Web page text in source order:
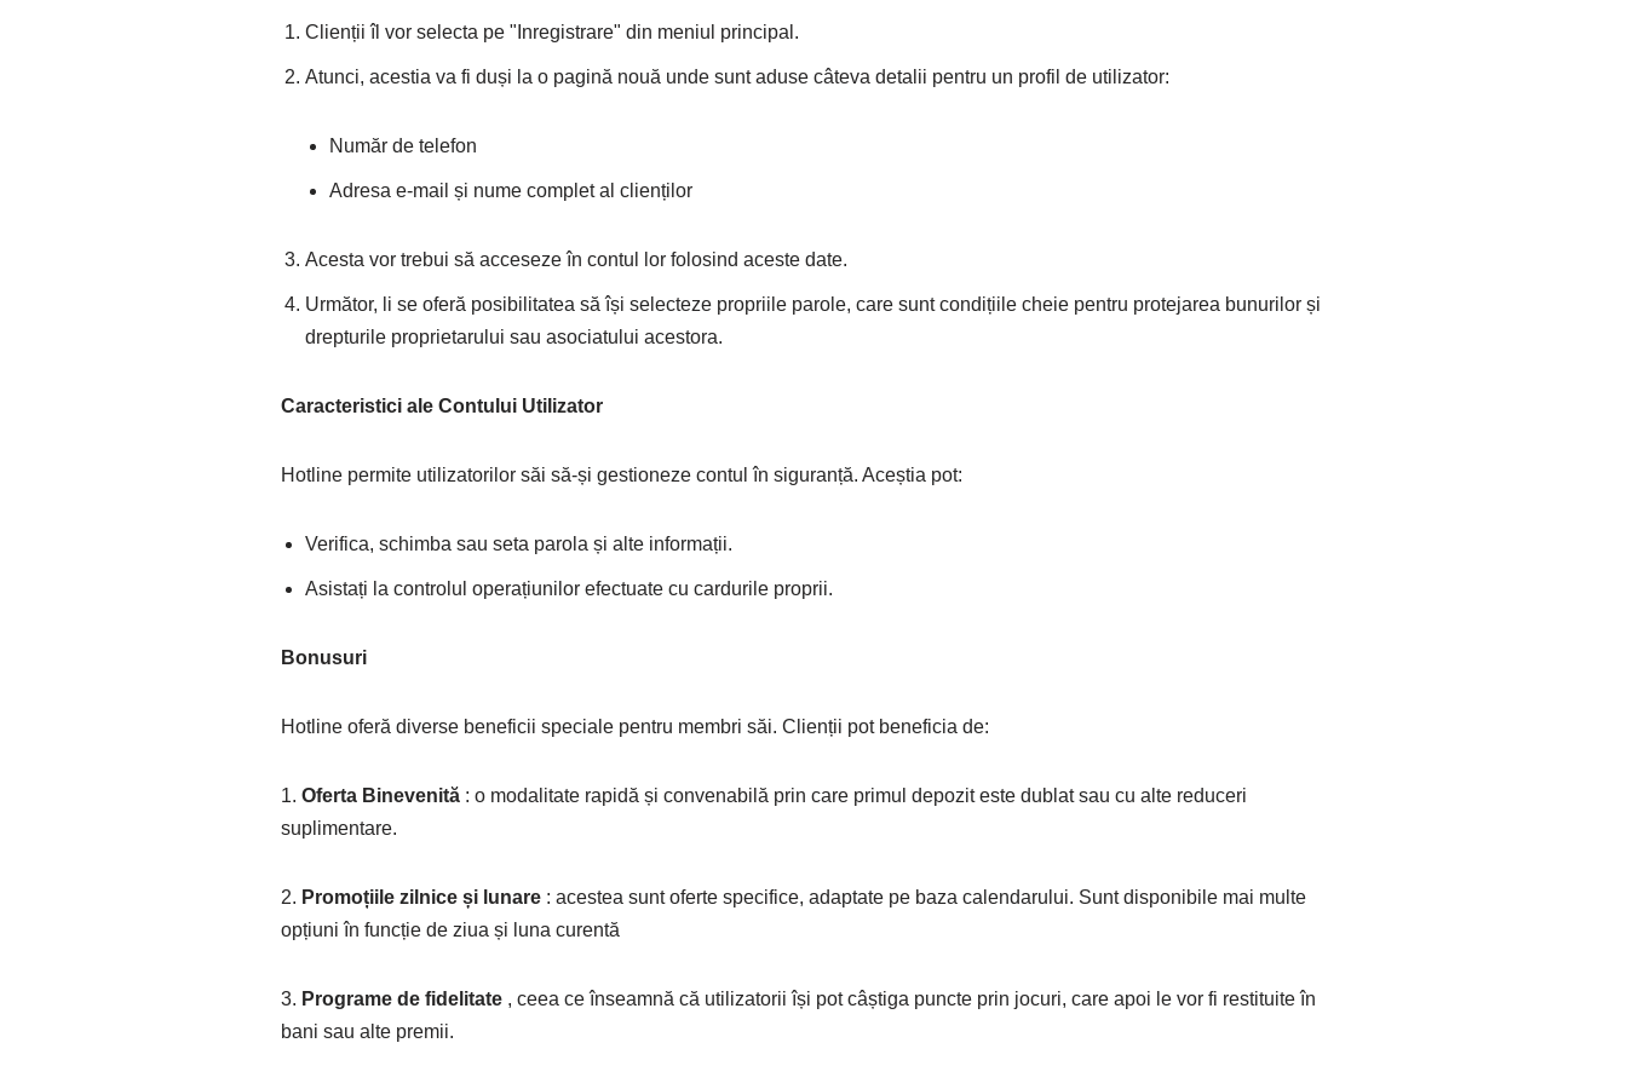
Clienții îl vor selecta pe "Inregistrare" din meniul principal.
Atunci, acestia va fi duși la o pagină nouă unde sunt aduse câteva detalii pentru un profil de utilizator:
Număr de telefon
Adresa e-mail și nume complet al clienților
Acesta vor trebui să acceseze în contul lor folosind aceste date.
Următor, li se oferă posibilitatea să își selecteze propriile parole, care sunt condițiile cheie pentru protejarea bunurilor și
drepturile proprietarului sau asociatului acestora.
Caracteristici ale Contului Utilizator
Hotline permite utilizatorilor săi să-și gestioneze contul în siguranță. Aceștia pot:
Verifica, schimba sau seta parola și alte informații.
Asistați la controlul operațiunilor efectuate cu cardurile proprii.
Bonusuri
Hotline oferă diverse beneficii speciale pentru membri săi. Clienții pot beneficia de:
1. Oferta Binevenită : o modalitate rapidă și convenabilă prin care primul depozit este dublat sau cu alte reduceri
suplimentare.
2. Promoțiile zilnice și lunare : acestea sunt oferte specifice, adaptate pe baza calendarului. Sunt disponibile mai multe
opțiuni în funcție de ziua și luna curentă
3. Programe de fidelitate , ceea ce înseamnă că utilizatorii își pot câștiga puncte prin jocuri, care apoi le vor fi restituite în
bani sau alte premii.